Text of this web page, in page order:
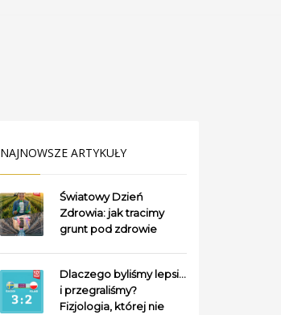
NAJNOWSZE ARTYKUŁY
Światowy Dzień
Zdrowia: jak tracimy
grunt pod zdrowie
Dlaczego byliśmy lepsi…
i przegraliśmy?
Fizjologia, której nie